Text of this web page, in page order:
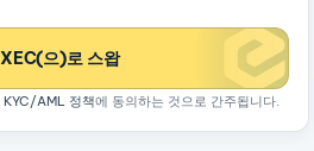
XEC(으)로 스왑
KYC/AML 정책에 동의하는 것으로 간주됩니다.